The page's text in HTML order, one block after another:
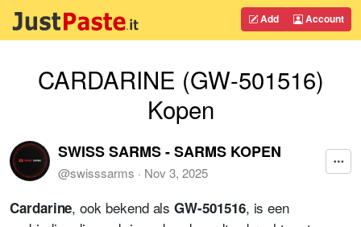
Add Account
CARDARINE (GW-501516)
Kopen
SWISS SARMS - SARMS KOPEN
@swisssarms · Nov 3, 2025
Cardarine, ook bekend alsGW-501516, is een